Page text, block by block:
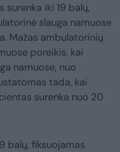
surenka iki 19 balų,
slauga namuose
Mažas ambulatorinių
poreikis, kai
namuose, nuo
tada, kai
surenka nuo 20
balų, fiksuojamas